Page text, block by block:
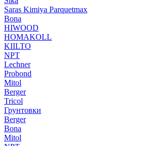
Saras Kimiya Parquetmax
Bona
HIWOOD
HOMAKOLL
KIILTO
NPT
Lechner
Probond
Mitol
Berger
Tricol
Грунтовки
Berger
Bona
Mitol